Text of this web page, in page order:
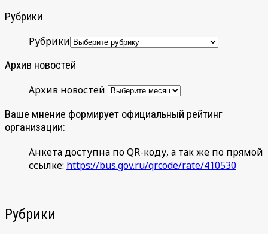
Рубрики
Рубрики
Архив новостей
Архив новостей
Ваше мнение формирует официальный рейтинг
организации:
Анкета доступна по QR-коду, а так же по прямой
ссылке: https://bus.gov.ru/qrcode/rate/410530
Рубрики